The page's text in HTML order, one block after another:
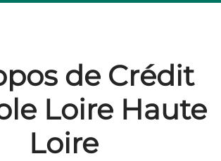
de Crédit
Loire Haute
Loire